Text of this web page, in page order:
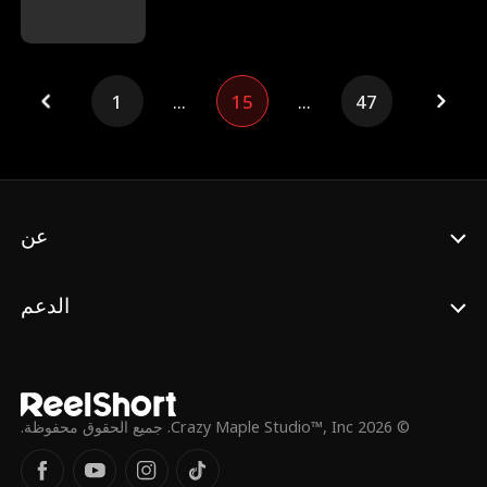
1 ... 15 ... 47
عن
الدعم
© 2026 Crazy Maple Studio™, Inc. جميع الحقوق محفوظة.